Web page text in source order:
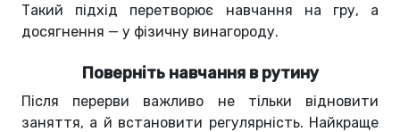
Такий підхід перетворює навчання на гру, а
досягнення — у фізичну винагороду.
Поверніть навчання в рутину
Після перерви важливо не тільки відновити
заняття, а й встановити регулярність. Найкраще